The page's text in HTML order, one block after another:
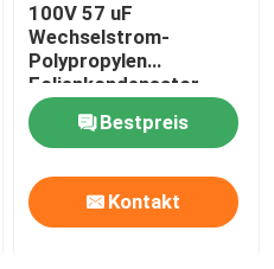
100V 57 uF
Wechselstrom-
Polypropylen
Folienkondensator
CBB20 axiales
metallisiertes
Bestpreis
Kontakt